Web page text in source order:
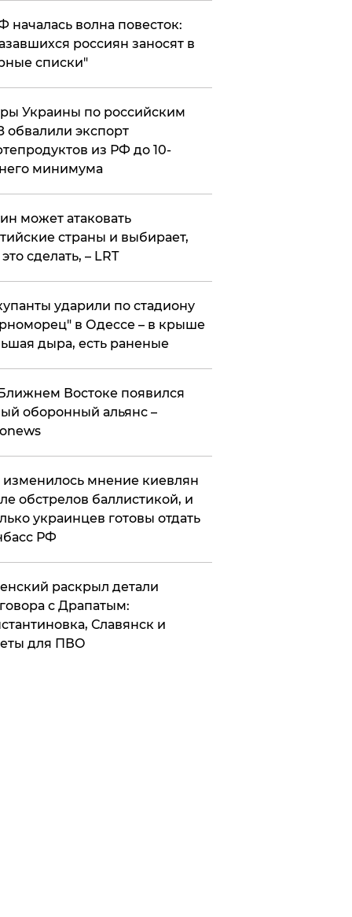
началась волна повесток:
россиян заносят в
списки"
Украины по российским
обвалили экспорт
из РФ до 10-
минимума
может атаковать
страны и выбирает,
сделать, – LRT
ударили по стадиону
в Одессе – в крыше
дыра, есть раненые
Востоке появился
оборонный альянс –
изменилось мнение киевлян
обстрелов баллистикой, и
украинцев готовы отдать
РФ
раскрыл детали
с Драпатым:
Славянск и
для ПВО